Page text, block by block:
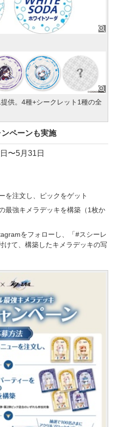
供。4種+シークレット1種の全
ペーンも実施
〜5月31日
を注文し、ピックをゲット
最強キメラデッキを構築（1枚か
をフォローし、「#スシーレ
けて、構築したキメラデッキの写